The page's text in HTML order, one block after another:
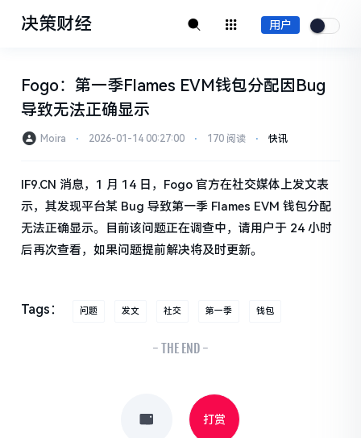
决策财经 用户
Fogo：第一季Flames EVM钱包分配因Bug
导致无法正确显示
Moira ⋅ 2026-01-14 00:27:00 ⋅ 170 阅读 ⋅ 快讯
IF9.CN 消息，1 月 14 日，Fogo 官方在社交媒体上发文表
示，其发现平台某 Bug 导致第一季 Flames EVM 钱包分配
无法正确显示。目前该问题正在调查中，请用户于 24 小时
后再次查看，如果问题提前解决将及时更新。
Tags： 问题 发文 社交 第一季 钱包
- THE END -
打赏